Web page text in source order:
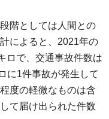
階としては人間との
によると、2021年の
ロで、交通事故件数は
に1件事故が発生して
度の軽微なものは含
て届け出られた件数